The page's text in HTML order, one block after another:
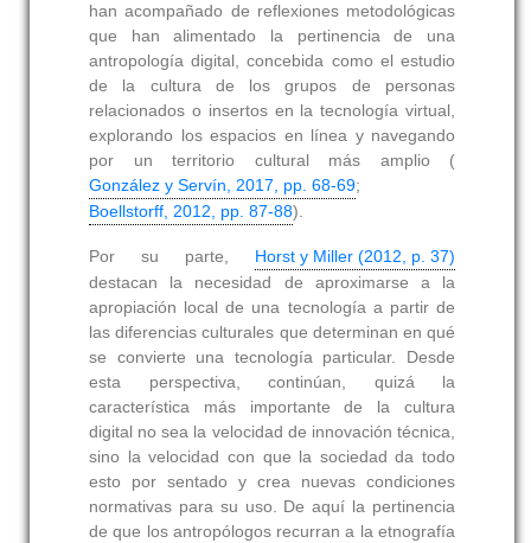
han acompañado de reflexiones metodológicas
que han alimentado la pertinencia de una
antropología digital, concebida como el estudio
de la cultura de los grupos de personas
relacionados o insertos en la tecnología virtual,
explorando los espacios en línea y navegando
por un territorio cultural más amplio (
González y Servín, 2017, pp. 68-69;
Boellstorff, 2012, pp. 87-88).
Por su parte, Horst y Miller (2012, p. 37)
destacan la necesidad de aproximarse a la
apropiación local de una tecnología a partir de
las diferencias culturales que determinan en qué
se convierte una tecnología particular. Desde
esta perspectiva, continúan, quizá la
característica más importante de la cultura
digital no sea la velocidad de innovación técnica,
sino la velocidad con que la sociedad da todo
esto por sentado y crea nuevas condiciones
normativas para su uso. De aquí la pertinencia
de que los antropólogos recurran a la etnografía